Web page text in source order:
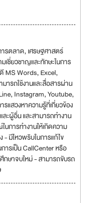
ตลาด, เศรษฐศาสตร์
เชี่ยวชาญและทักษะในการ
MS Words, Excel,
ารถใช้งานและสื่อสารผ่าน
Instagram, Youtube,
แสวงหาความรู้ที่เกี่ยวข้อง
ะผู้อื่น และสามารถทำงาน
การทำงานให้เกิดความ
มีไหวพริบในการแก้ไข
รเป็น CallCenter หรือ
ษาจบใหม่ - สามารถขับรถ